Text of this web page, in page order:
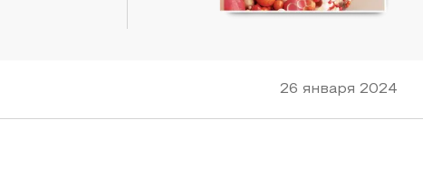
26 января 2024